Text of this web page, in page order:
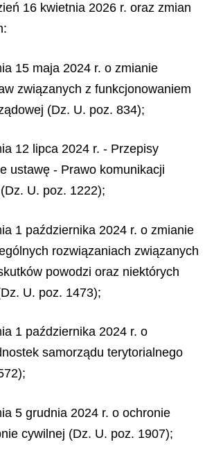
16 kwietnia 2026 r. oraz zmian
15 maja 2024 r. o zmianie
związanych z funkcjonowaniem
(Dz. U. poz. 834);
12 lipca 2024 r. - Przepisy
ustawę - Prawo komunikacji
U. poz. 1222);
1 października 2024 r. o zmianie
rozwiązaniach związanych
powodzi oraz niektórych
U. poz. 1473);
1 października 2024 r. o
samorządu terytorialnego
5 grudnia 2024 r. o ochronie
cywilnej (Dz. U. poz. 1907);